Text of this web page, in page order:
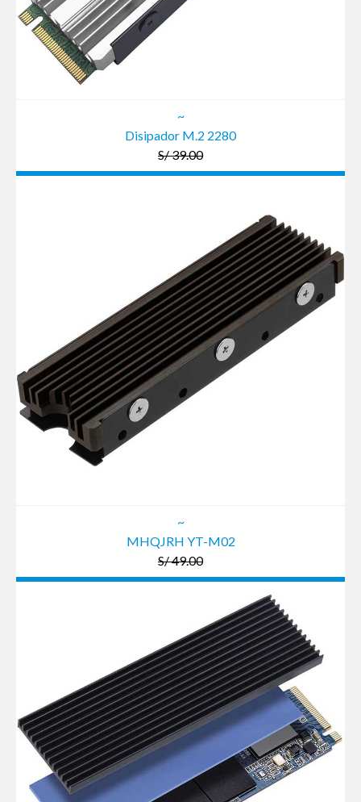
~
Disipador M.2 2280
S/ 39.00
~
MHQJRH YT-M02
S/ 49.00